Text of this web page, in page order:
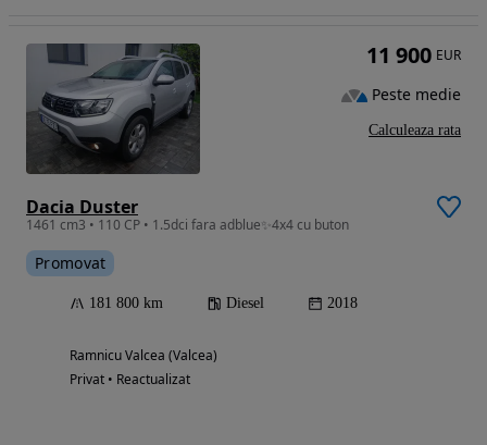
Dacia Duster
1461 cm3 • 110 CP • 1.5dci fara adblue✨️4x4 cu buton
Promovat
181 800 km Diesel 2018
Ramnicu Valcea (Valcea)
Privat • Reactualizat
11 900 EUR
Peste medie
Calculeaza rata